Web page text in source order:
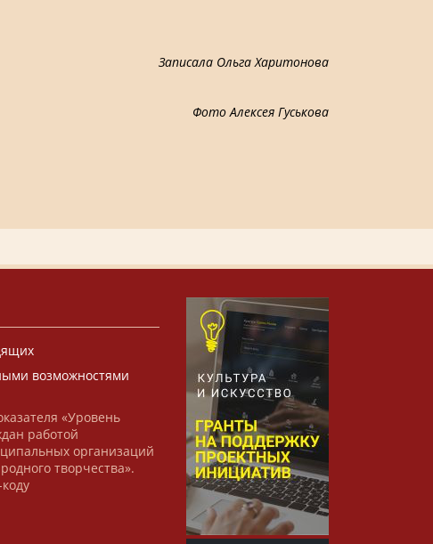
Записала Ольга Харитонова
Фото Алексея Гуськова
возможностями
«Уровень
работой
организаций
творчества».